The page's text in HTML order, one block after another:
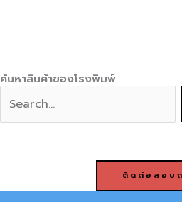
ค้นหาสินค้าของโรงพิมพ์
e
c
ติดต่อสอบถ